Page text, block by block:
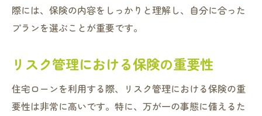
際には、保険の内容をしっかりと理解し、自分に合った
プランを選ぶことが重要です。
リスク管理における保険の重要性
住宅ローンを利用する際、リスク管理における保険の重
要性は非常に高いです。特に、万が一の事態に備えるた